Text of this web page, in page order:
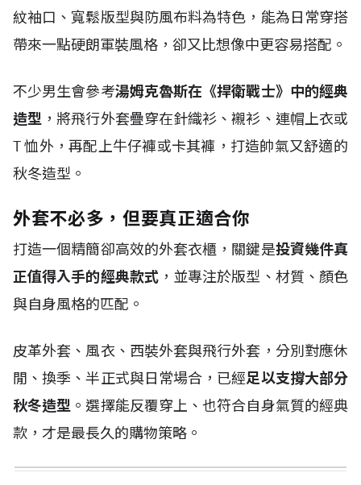
紋袖口、寬鬆版型與防風布料為特色，能為日常穿搭
帶來一點硬朗軍裝風格，卻又比想像中更容易搭配。
不少男生會參考湯姆克魯斯在《捍衛戰士》中的經典
造型 ，將飛行外套疊穿在針織衫、襯衫、連帽上衣或
T恤外，再配上牛仔褲或卡其褲，打造帥氣又舒適的
秋冬造型。
外套不必多，但要真正適合你
打造一個精簡卻高效的外套衣櫃，關鍵是投資幾件真
正值得入手的經典款式，並專注於版型、材質、顏色
與自身風格的匹配。
皮革外套、風衣、西裝外套與飛行外套，分別對應休
閒、換季、半正式與日常場合，已經足以支撐大部分
秋冬造型 。選擇能反覆穿上、也符合自身氣質的經典
款，才是最長久的購物策略。